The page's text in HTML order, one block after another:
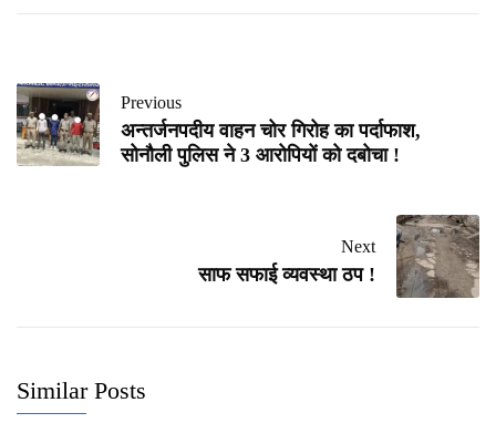
Previous
अन्तर्जनपदीय वाहन चोर गिरोह का पर्दाफाश,
सोनौली पुलिस ने 3 आरोपियों को दबोचा !
Next
साफ सफाई व्यवस्था ठप !
Similar Posts